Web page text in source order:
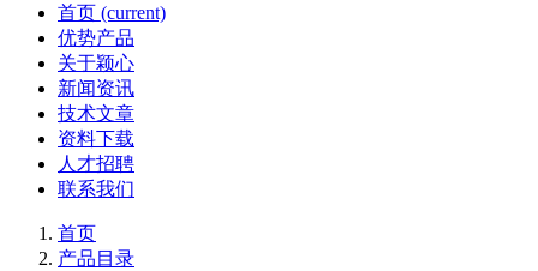
首页 (current)
优势产品
关于颖心
新闻资讯
技术文章
资料下载
人才招聘
联系我们
首页
产品目录